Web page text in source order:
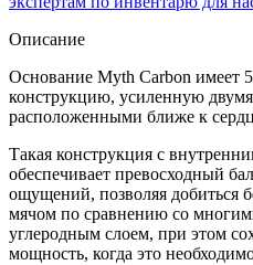
Описание
Основание Myth Carbon имеет
конструкцию, усиленную
расположенными ближе к
Такая конструкция с
обеспечивает превосходный
ощущений, позволяя добиться
мячом по сравнению со
углеродным слоем, при этом
мощность, когда это